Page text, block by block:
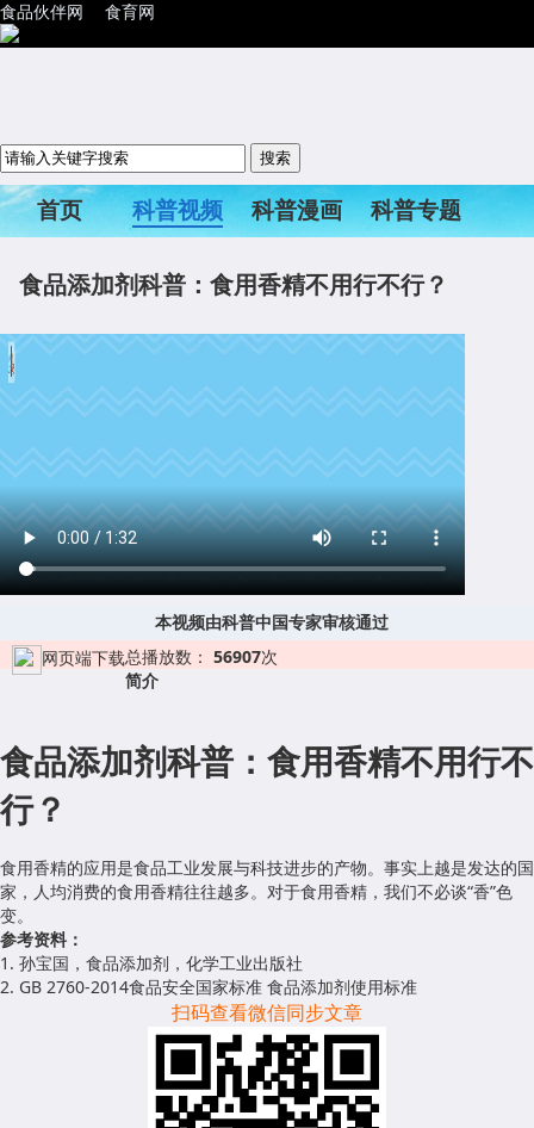
食品伙伴网 食育网
首页 科普视频 科普漫画
科普专题
食品添加剂科普：食用香精不用行不行？
本视频由科普中国专家审核通过
网页端下载总播放数： 56907次
简介
食品添加剂科普：食用香精不用行不
行？
食用香精的应用是食品工业发展与科技进步的产物。事实上越是发达的国
家，人均消费的食用香精往往越多。对于食用香精，我们不必谈“香”色
变。
参考资料：
1. 孙宝国，食品添加剂，化学工业出版社
2. GB 2760-2014食品安全国家标准 食品添加剂使用标准
扫码查看微信同步文章